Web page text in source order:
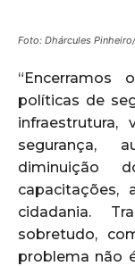
Foto: Dhárcules
políticas de
infraestrutura,
segurança,
diminuição
capacitações,
cidadania.
sobretudo,
problema não